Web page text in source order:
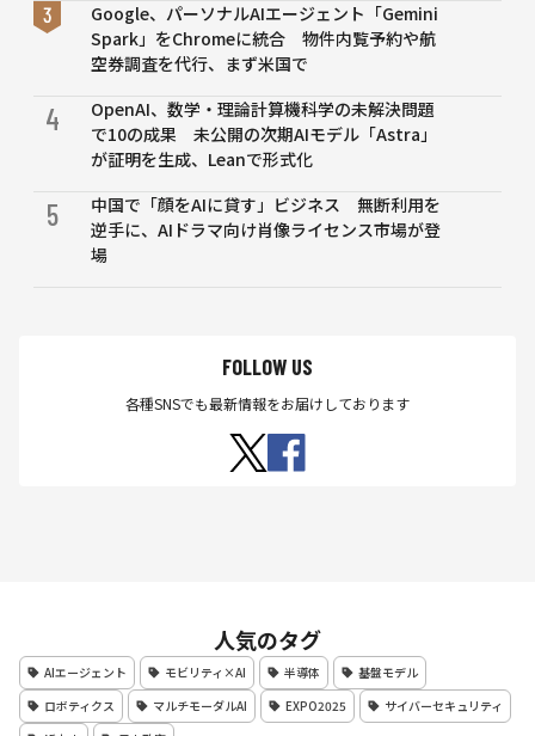
Google、パーソナルAIエージェント「Gemini
Spark」をChromeに統合 物件内覧予約や航
空券調査を代行、まず米国で
4
OpenAI、数学・理論計算機科学の未解決問題
で10の成果 未公開の次期AIモデル「Astra」
が証明を生成、Leanで形式化
5
中国で「顔をAIに貸す」ビジネス 無断利用を
逆手に、AIドラマ向け肖像ライセンス市場が登
場
FOLLOW US
各種SNSでも最新情報をお届けしております
人気のタグ
AIエージェント モビリティ×AI 半導体
基盤モデル
ロボティクス
マルチモーダルAI EXPO2025
サイバーセキュリティ